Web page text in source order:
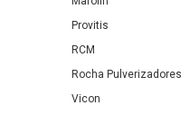
Provitis
RCM
Rocha Pulverizadores
Vicon